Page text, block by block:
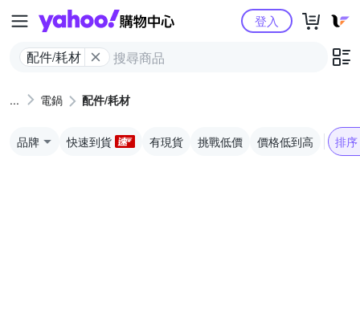
Yahoo購物中心
配件/耗材
登入
電鍋 配件/耗材
品牌 快速到貨 有現貨 挑戰低價 價格低到高 排序